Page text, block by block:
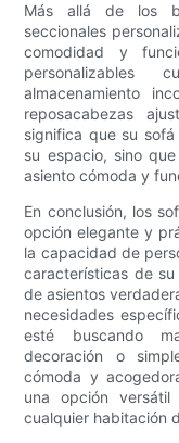
Más allá de los
seccionales
comodidad y
personalizables
almacenamiento
reposacabezas
significa que su
su espacio, sino
asiento cómoda y
En conclusión, los
opción elegante y
la capacidad de
características de
de asientos
necesidades
esté buscando
decoración o
cómoda y
una opción
cualquier habitación